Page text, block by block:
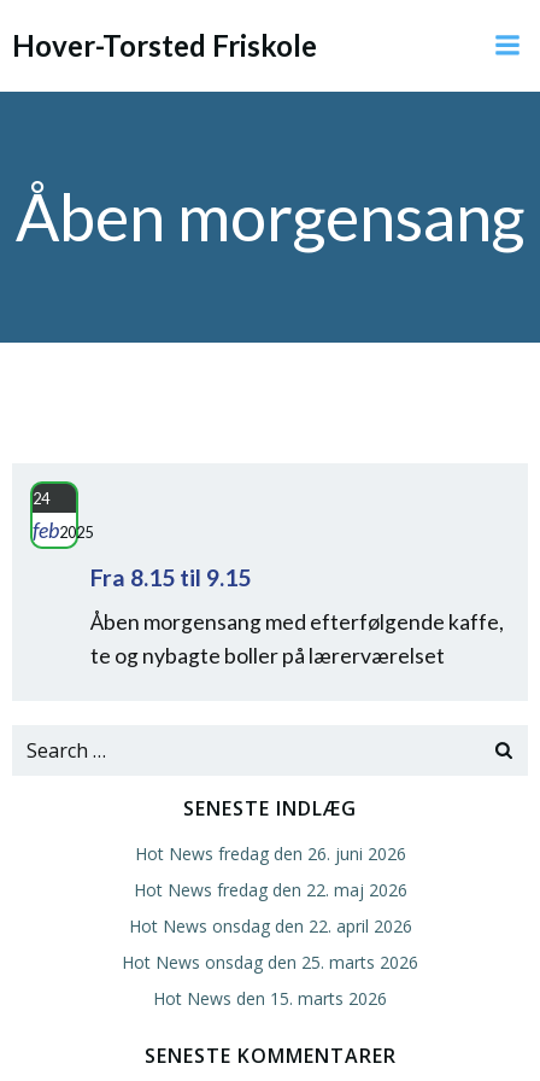
til
Hover-Torsted Friskole
Åben morgensang
24
feb2025
Fra 8.15 til 9.15
Åben morgensang med efterfølgende kaffe,
te og nybagte boller på lærerværelset
Search
SENESTE INDLÆG
Hot News fredag den 26. juni 2026
Hot News fredag den 22. maj 2026
Hot News onsdag den 22. april 2026
Hot News onsdag den 25. marts 2026
Hot News den 15. marts 2026
SENESTE KOMMENTARER